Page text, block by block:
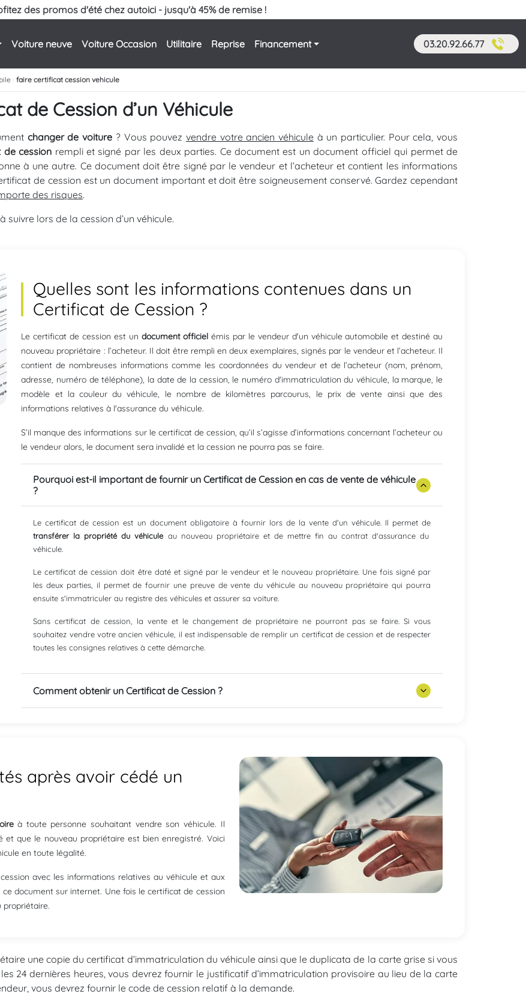
des promos d'été chez autoici - jusqu'à 45% de remise !
Voiture neuve Voiture Occasion Utilitaire Reprise Financement 03.20.92.66.77
› faire certificat cession vehicule
de Cession d’un Véhicule
changer de voiture ? Vous pouvez vendre votre ancien véhiculeà un particulier. Pour cela, vous
de cession rempli et signé par les deux parties. Ce document est un document officiel qui permet de
à une autre. Ce document doit être signé par le vendeur et l’acheteur et contient les informations
de cession est un document important et doit être soigneusement conservé. Gardez cependant
des risques.
lors de la cession d’un véhicule.
Quelles sont les informations contenues dans un
Certificat de Cession ?
Le certificat de cession est un document officiel émis par le vendeur d'un véhicule automobile et destiné au
nouveau propriétaire : l’acheteur. Il doit être rempli en deux exemplaires, signés par le vendeur et l’acheteur. Il
contient de nombreuses informations comme les coordonnées du vendeur et de l’acheteur (nom, prénom,
adresse, numéro de téléphone), la date de la cession, le numéro d'immatriculation du véhicule, la marque, le
modèle et la couleur du véhicule, le nombre de kilomètres parcourus, le prix de vente ainsi que des
informations relatives à l'assurance du véhicule.
S’il manque des informations sur le certificat de cession, qu’il s’agisse d’informations concernant l’acheteur ou
le vendeur alors, le document sera invalidé et la cession ne pourra pas se faire.
Pourquoi est-il important de fournir un Certificat de Cession en cas de vente de véhicule
?
Le certificat de cession est un document obligatoire à fournir lors de la vente d'un véhicule. Il permet de
transférer la propriété du véhiculeau nouveau propriétaire et de mettre fin au contrat d'assurance du
véhicule.
Le certificat de cession doit être daté et signé par le vendeur et le nouveau propriétaire. Une fois signé par
les deux parties, il permet de fournir une preuve de vente du véhicule au nouveau propriétaire qui pourra
ensuite s'immatriculer au registre des véhicules et assurer sa voiture.
Sans certificat de cession, la vente et le changement de propriétaire ne pourront pas se faire. Si vous
souhaitez vendre votre ancien véhicule, il est indispensable de remplir un certificat de cession et de respecter
toutes les consignes relatives à cette démarche.
Comment obtenir un Certificat de Cession ?
après avoir cédé un
à toute personne souhaitant vendre son véhicule. Il
que le nouveau propriétaire est bien enregistré. Voici
en toute légalité.
avec les informations relatives au véhicule et aux
document sur internet. Une fois le certificat de cession
propriétaire.
une copie du certificat d’immatriculation du véhicule ainsi que le duplicata de la carte grise si vous
24 dernières heures, vous devrez fournir le justificatif d’immatriculation provisoire au lieu de la carte
vous devrez fournir le code de cession relatif à la demande.